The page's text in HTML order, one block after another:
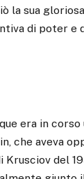
la sua gloriosa
di poter e
era in
che aveva
del